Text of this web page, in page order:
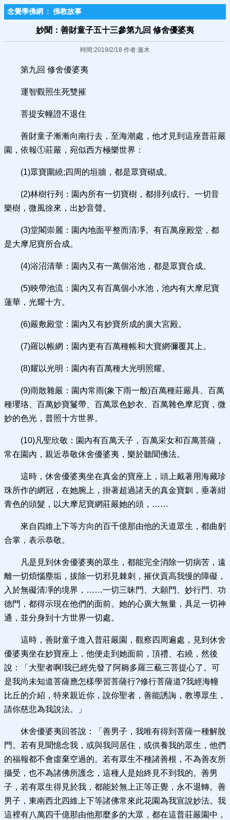
念覺學佛網 : 佛教故事
妙聞：善財童子五十三參第九回 修舍優婆夷
時間:2019/2/18 作者:藎木
第九回 修舍優婆夷
運智觀照生死雙摧
菩提安幢證不退住
善財童子漸漸向南行去，至海潮處，他才見到這座普莊嚴
園，依報①莊嚴，宛似西方極樂世界：
(1)眾寶圍繞;四周的垣牆，都是眾寶砌成。
(2)林樹行列：園內所有一切寶樹，都排列成行。一切音
樂樹，微風徐來，出妙音聲。
(3)堂閣崇麗：園內地面平整而清凈。有百萬座殿堂，都
是大摩尼寶所合成。
(4)浴沼清華：園內又有一萬個浴池，都是眾寶合成。
(5)映帶池流：園內又有百萬個小水池，池內有大摩尼寶
蓮華，光耀十方。
(6)嚴敷殿堂：園內又有妙寶所成的廣大宮殿。
(7)羅以帳網：園內更有百萬種帳和大寶網彌覆其上。
(8)耀以光明：園內有百萬種大光明照耀。
(9)雨散雜嚴：園內常雨(象下雨一般)百萬種莊嚴具、百萬
種瓔珞、百萬妙寶鬘帶、百萬眾色妙衣、百萬雜色摩尼寶，微
妙的色光，普照十方世界。
(10)凡聖欣敬：園內有百萬天子，百萬采女和百萬菩薩，
常在園內，親近恭敬休舍優婆夷，樂於聽聞佛法。
這時，休舍優婆夷坐在真金的寶座上，頭上戴著用海藏珍
珠所作的網冠，在她腕上，掛著超過諸天的真金寶釧，垂著紺
青色的頭髮，以大摩尼寶網莊嚴她的頭，……
來自四維上下等方向的百千億那由他的天道眾生，都曲躬
合掌，表示恭敬。
凡是見到休舍優婆夷的眾生，都能完全消除一切病苦，遠
離一切煩惱塵垢，拔除一切邪見棘刺，摧伏貢高我慢的障礙，
入於無礙清凈的境界，……一切三昧門、大願門、妙行門、功
德門，都得示現在他們的面前。她的心廣大無量，具足一切神
通，並分身到十方世界一切處。
這時，善財童子進入普莊嚴園，觀察四周遍處，見到休舍
優婆夷坐在妙寶座上，他便走到她面前，頂禮、右繞，然後
說：「大聖者啊!我已經先發了阿耨多羅三藐三菩提心了。可
是我尚未知道菩薩應怎樣學習菩薩行?修行菩薩道?我經海幢
比丘的介紹，特來親近你，說你聖者，善能誘誨，教導眾生，
請你慈悲為我說法。」
休舍優婆夷回答說：「善男子，我唯有得到菩薩一種解脫
門。若有見聞憶念我，或與我同居住，或供養我的眾生，他們
的福報都不會虛棄空過的。若有眾生不種諸善根，不為善友所
攝受，也不為諸佛所護念，這種人是始終見不到我的。善男
子，若有眾生得見於我，都能於無上正等正覺，永不退轉。善
男子，東南西北四維上下等諸佛常來此花園為我宣說妙法。我
這裡有八萬四千億那由他那麼多的大眾，都在這普莊嚴園中，